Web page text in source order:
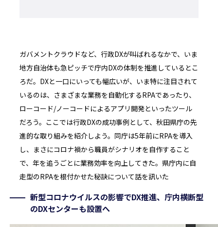
ガバメントクラウドなど、行政DXが叫ばれるなかで、いま
地方自治体も急ピッチで庁内DXの体制を推進しているとこ
ろだ。DXと一口にいっても幅広いが、いま特に注目されて
いるのは、さまざまな業務を自動化するRPAであったり、
ローコード/ノーコードによるアプリ開発といったツール
だろう。ここでは行政DXの成功事例として、秋田県庁の先
進的な取り組みを紹介しよう。同庁は5年前にRPAを導入
し、まさにコロナ禍から職員がシナリオを自作すること
で、年を追うごとに業務効率を向上してきた。県庁内に自
走型のRPAを根付かせた秘訣について話を訊いた
新型コロナウイルスの影響でDX推進、庁内横断型
のDXセンターも設置へ